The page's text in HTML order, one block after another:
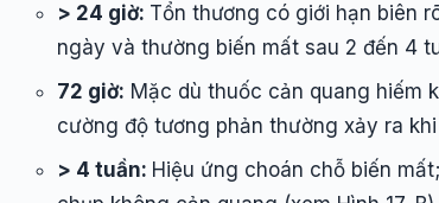
> 24 giờ: Tổn thương có giới hạn biên
ngày và thường biến mất sau 2 đến 4
72 giờ: Mặc dù thuốc cản quang hiếm
cường độ tương phản thường xảy ra
> 4 tuần: Hiệu ứng choán chỗ biến